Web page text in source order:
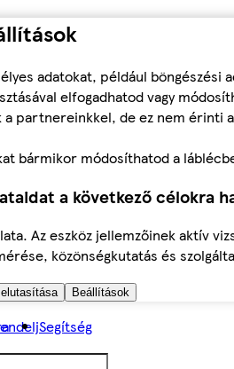
adatokat, például böngészési
elfogadhatod vagy
partnereinkkel, de ez nem érinti
bármikor módosíthatod a
a következő célokra
Az eszköz jellemzőinek aktív
közönségkutatás és
Beállítások
Segítség